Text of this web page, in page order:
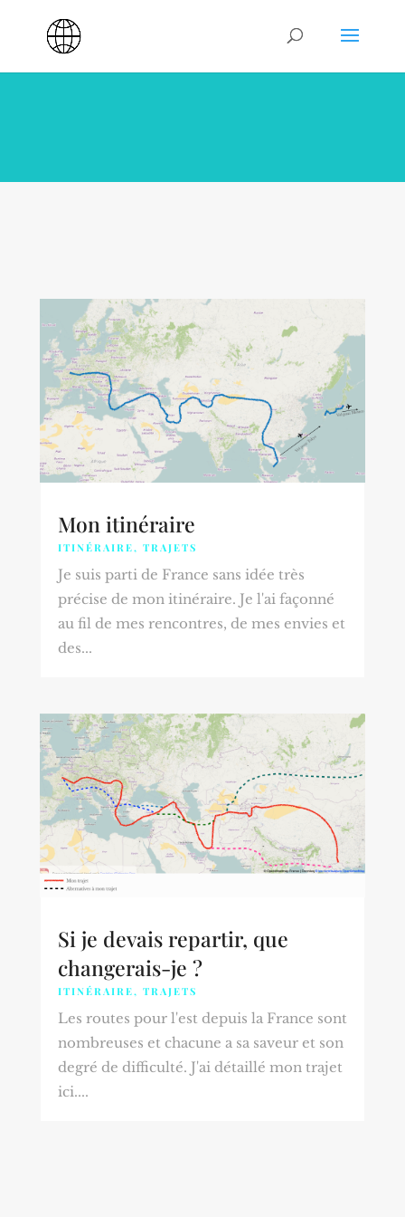
Mon itinéraire
ITINÉRAIRE, TRAJETS
Je suis parti de France sans idée très
précise de mon itinéraire. Je l'ai façonné
au fil de mes rencontres, de mes envies et
des...
Si je devais repartir, que
changerais-je ?
ITINÉRAIRE, TRAJETS
Les routes pour l'est depuis la France sont
nombreuses et chacune a sa saveur et son
degré de difficulté. J'ai détaillé mon trajet
ici....